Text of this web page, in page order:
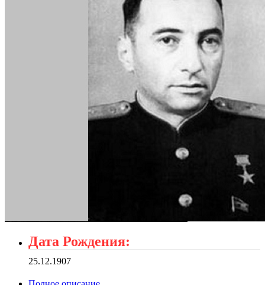
Дата Рождения:
25.12.1907